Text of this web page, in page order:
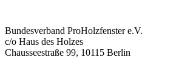
Bundesverband ProHolzfenster e.V.
c/o Haus des Holzes
Chausseestraße 99, 10115 Berlin